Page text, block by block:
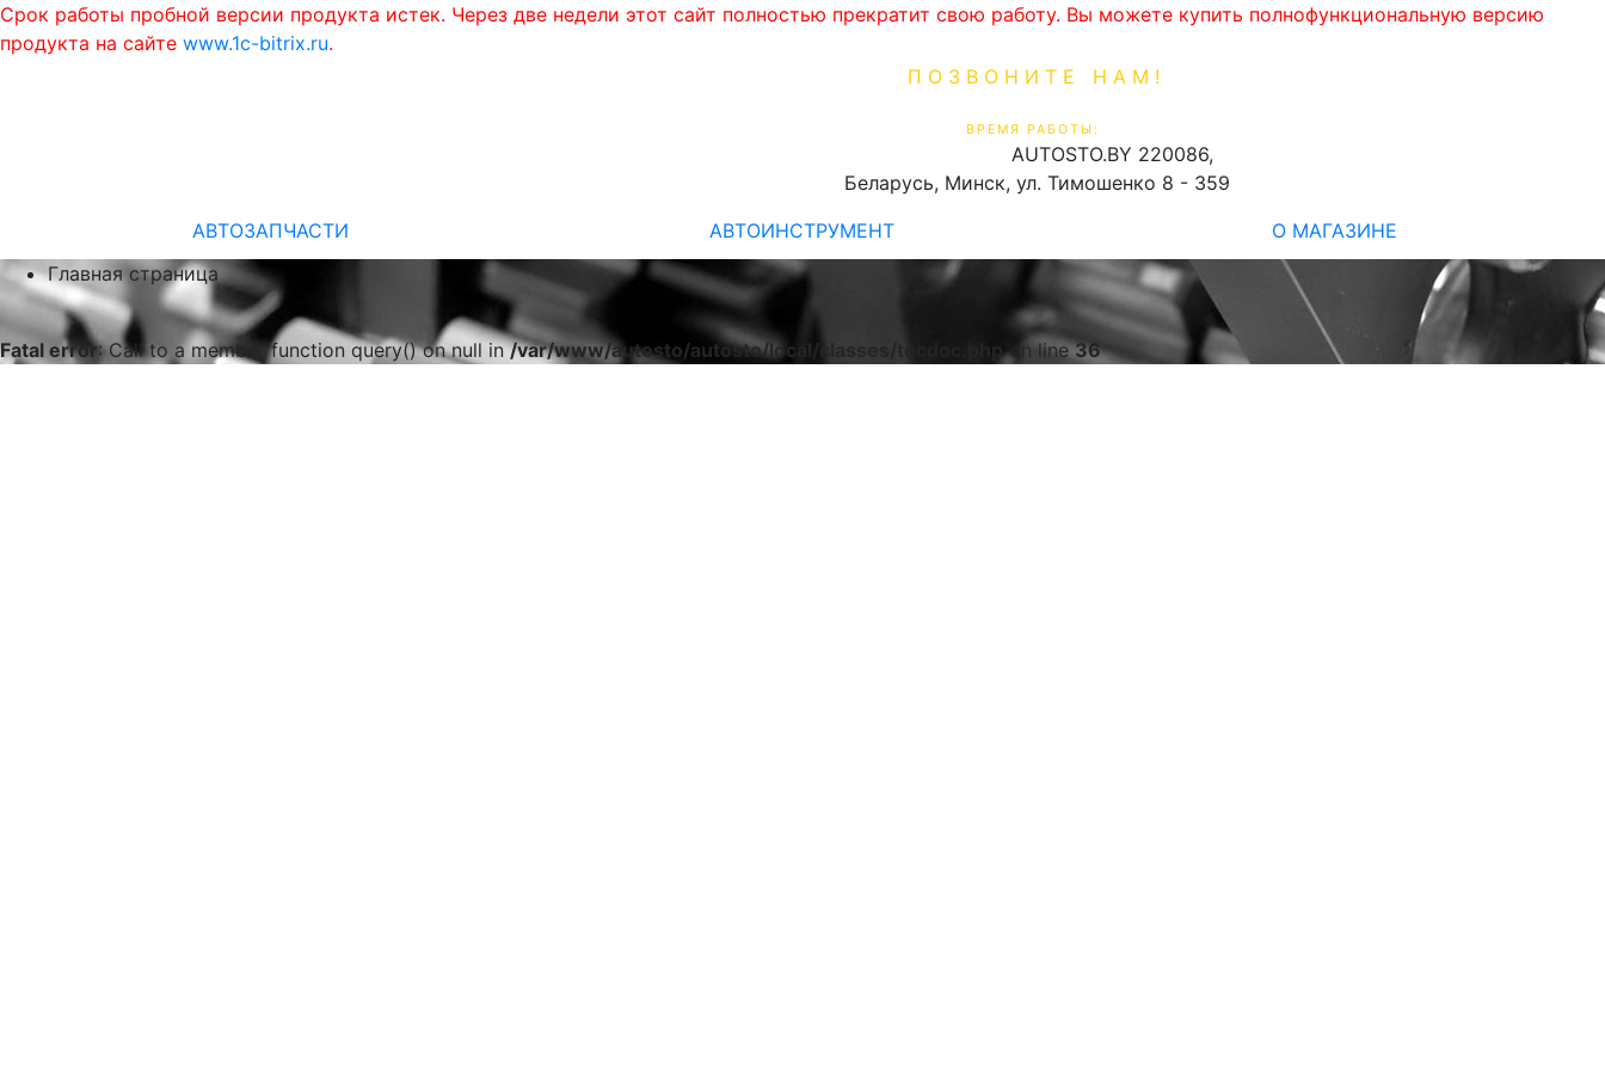
Срок работы пробной версии продукта истек. Через две недели этот сайт полностью прекратит свою работу. Вы можете купить полнофункциональную версию
продукта на сайте www.1c-bitrix.ru.
ПОЗВОНИТЕ НАМ!
ВРЕМЯ РАБОТЫ:
AUTOSTO.BY 220086,
Беларусь, Минск, ул. Тимошенко 8 - 359
АВТОЗАПЧАСТИ АВТОИНСТРУМЕНТ
О МАГАЗИНЕ
Главная страница
Fatal error: Call to a member function query() on null in/var/www/autosto/autosto/local/classes/tecdoc.phpon line36